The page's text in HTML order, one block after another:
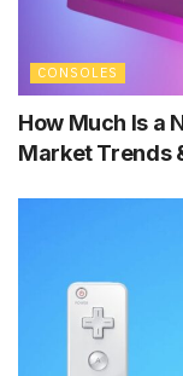
CONSOLES
How Much Is a
Market Trends